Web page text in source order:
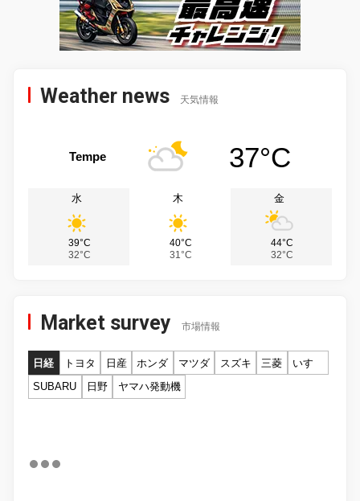
Weather news 天気情報
Tempe 37°C
水
39°C
32°C
木
40°C
31°C
金
44°C
32°C
Market survey 市場情報
日経 トヨタ 日産 ホンダ マツダ スズキ 三菱
いすゞ
SUBARU
日野 ヤマハ発動機